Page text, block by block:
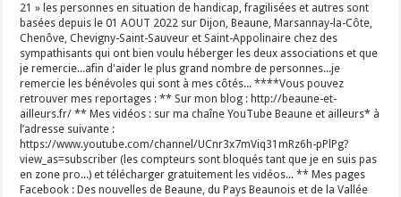
21 » les personnes en situation de handicap, fragilisées et autres sont
basées depuis le 01 AOUT 2022 sur Dijon, Beaune, Marsannay-la-Côte,
Chenôve, Chevigny-Saint-Sauveur et Saint-Appolinaire chez des
sympathisants qui ont bien voulu héberger les deux associations et que
je remercie...afin d'aider le plus grand nombre de personnes...je
remercie les bénévoles qui sont à mes côtés... ****Vous pouvez
retrouver mes reportages : ** Sur mon blog : http://beaune-et-
ailleurs.fr/ ** Mes vidéos : sur ma chaîne YouTube Beaune et ailleurs* à
l’adresse suivante :
https://www.youtube.com/channel/UCnr3x7mViq31mRz6h-pPlPg?
view_as=subscriber (les compteurs sont bloqués tant que je en suis pas
en zone pro...) et télécharger gratuitement les vidéos... ** Mes pages
Facebook : Des nouvelles de Beaune, du Pays Beaunois et de la Vallée